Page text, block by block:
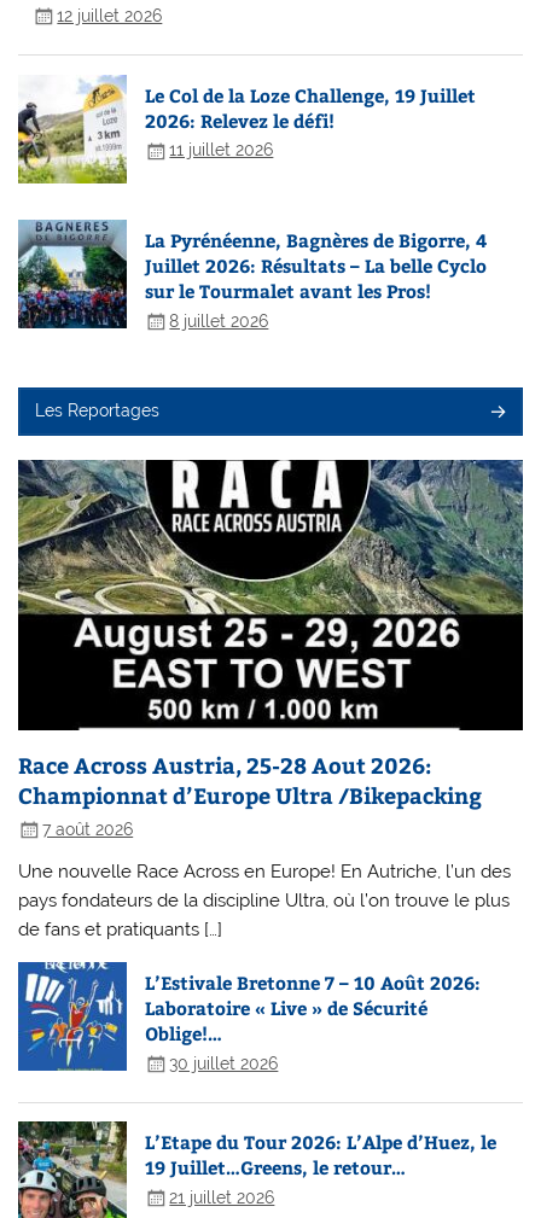
12 juillet 2026
Le Col de la Loze Challenge, 19 Juillet
2026: Relevez le défi!
11 juillet 2026
La Pyrénéenne, Bagnères de Bigorre, 4
Juillet 2026: Résultats – La belle Cyclo
sur le Tourmalet avant les Pros!
8 juillet 2026
Les Reportages
Race Across Austria, 25-28 Aout 2026:
Championnat d’Europe Ultra /Bikepacking
7 août 2026
Une nouvelle Race Across en Europe! En Autriche, l’un des
pays fondateurs de la discipline Ultra, où l’on trouve le plus
de fans et pratiquants […]
L’Estivale Bretonne 7 – 10 Août 2026:
Laboratoire « Live » de Sécurité
Oblige!…
30 juillet 2026
L’Etape du Tour 2026: L’Alpe d’Huez, le
19 Juillet…Greens, le retour…
21 juillet 2026